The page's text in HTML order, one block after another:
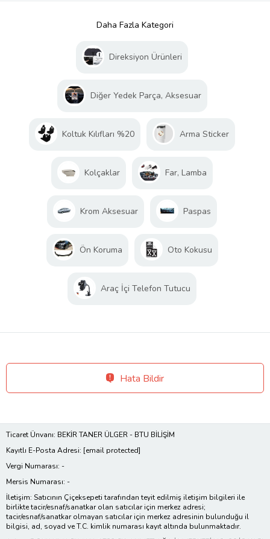
Daha Fazla Kategori
Direksiyon Ürünleri
Diğer Yedek Parça, Aksesuar
Koltuk Kılıfları %20 Arma Sticker
Kolçaklar Far, Lamba
Krom Aksesuar Paspas
Ön Koruma Oto Kokusu
Araç İçi Telefon Tutucu
Hata Bildir
Ticaret Ünvanı: BEKİR TANER ÜLGER - BTU BİLİŞİM
Kayıtlı E-Posta Adresi: [email protected]
Vergi Numarası: -
Mersis Numarası: -
İletişim: Satıcının Çiçeksepeti tarafından teyit edilmiş iletişim bilgileri ile
birlikte tacir/esnaf/sanatkar olan satıcılar için merkez adresi;
tacir/esnaf/sanatkar olmayan satıcılar için merkez adresinin bulunduğu il
bilgisi, ad, soyad ve T.C. kimlik numarası kayıt altında bulunmaktadır.